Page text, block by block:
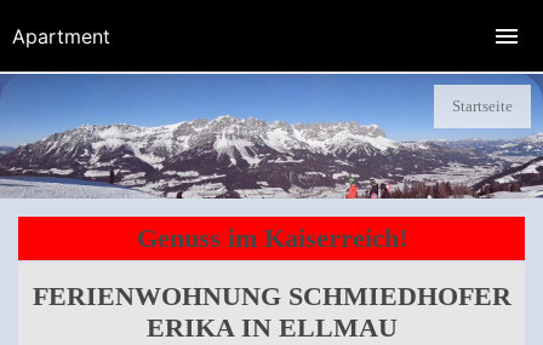
Startseite
Genuss im Kaiserreich!
FERIENWOHNUNG SCHMIEDHOFER
ERIKA IN ELLMAU
Apartment